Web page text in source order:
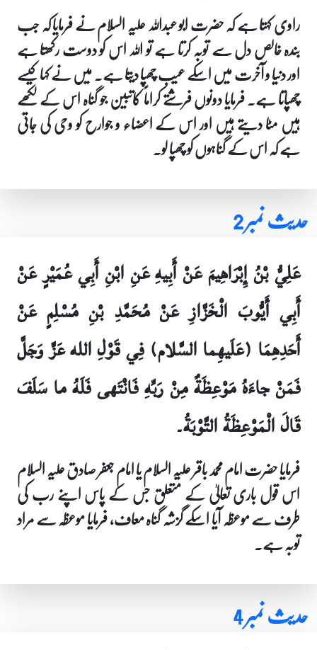
راوی کہتا ہے کہ حضرت ابو عبداللہ علیہ السلام نے فرمایا کہ جب
بندہ خالص دل سے توبہ کرتا ہے تو اللہ اس کو دوست رکھتا ہے
اور دنیا و آخرت میں اسکے عیب چھپا دیتا ہے۔ میں نے کہا کیسے
چھپاتا ہے۔ فرمایا دونوں فرشتے کراماً کاتبین جو گناہ اس کے لکھے
ہیں مٹا دیتے ہیں اور اس کے اعضاء و جوارح کو وحی کی جاتی
ہے کہ اس کے گناہوں کو چھپا لو۔
حدیث نمبر 2
عَلِيُّ بْنُ إِبْرَاهِيمَ عَنْ أَبِيهِ عَنِ ابْنِ أَبِي عُمَيْرٍ عَنْ
أَبِي أَيُّوبَ الْخَزَّازِ عَنْ مُحَمَّدِ بْنِ مُسْلِمٍ عَنْ
أَحَدِهِمَا (عَلَيهِما السَّلام) فِي قَوْلِ الله عَزَّ وَجَلَّ
فَمَنْ جاءَهُ مَوْعِظَةٌ مِنْ رَبِّهِ فَانْتَهى‏ فَلَهُ ما سَلَفَ
قَالَ الْمَوْعِظَةُ التَّوْبَةُ۔
فرمایا حضرت امام محمد باقر علیہ السلام یا امام جعفر صادق علیہ السلام
اس قول باری تعالیٰ کے متعلق جس کے پاس اپنے رب کی
طرف سے موعظہ آیا اسکے گزشہ گناہ معاف، فرمایا موعظہ سے مراد
توبہ ہے۔
حدیث نمبر 4